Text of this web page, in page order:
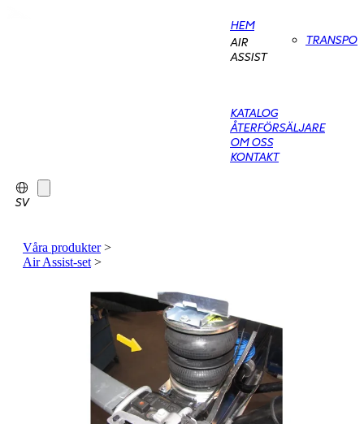
HEM
AIR
ASSIST
KATALOG
ÅTERFÖRSÄLJARE
OM OSS
KONTAKT
SV
Våra produkter>
Air Assist-set >